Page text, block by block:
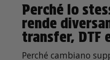
Perché lo
rende
transfer, DTF
Perché cambiano